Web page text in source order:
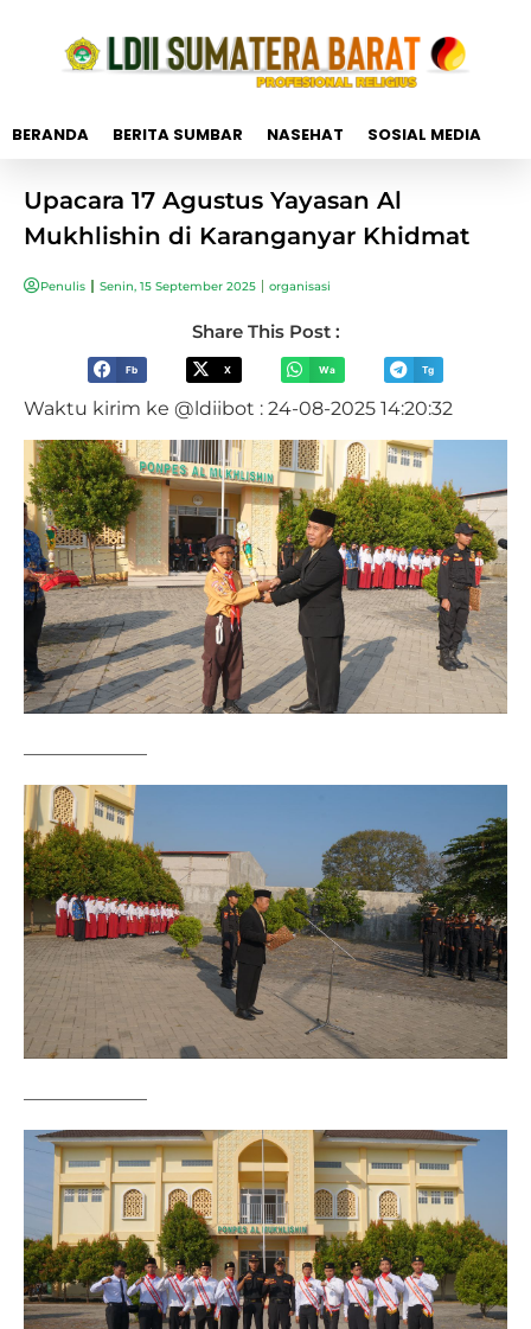
BERANDA BERITA SUMBAR NASEHAT SOSIAL MEDIA
Upacara 17 Agustus Yayasan Al
Mukhlishin di Karanganyar Khidmat
Penulis Senin, 15 September 2025 organisasi
Share This Post :
Fb X Wa Tg
Waktu kirim ke @ldiibot : 24-08-2025 14:20:32
——————–
——————–